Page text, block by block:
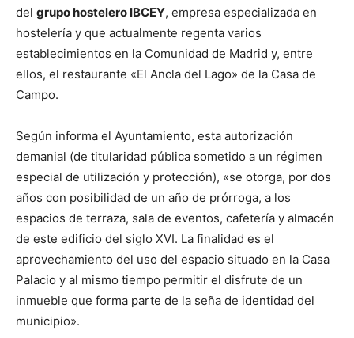
del grupo hostelero IBCEY, empresa especializada en
hostelería y que actualmente regenta varios
establecimientos en la Comunidad de Madrid y, entre
ellos, el restaurante «El Ancla del Lago» de la Casa de
Campo.
Según informa el Ayuntamiento, esta autorización
demanial (de titularidad pública sometido a un régimen
especial de utilización y protección), «se otorga, por dos
años con posibilidad de un año de prórroga, a los
espacios de terraza, sala de eventos, cafetería y almacén
de este edificio del siglo XVI. La finalidad es el
aprovechamiento del uso del espacio situado en la Casa
Palacio y al mismo tiempo permitir el disfrute de un
inmueble que forma parte de la seña de identidad del
municipio».